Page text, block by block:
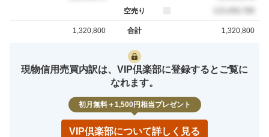
空売り
合計
1,320,800 1,320,800
現物信用売買内訳は、VIP倶楽部に登録するとご覧に
なれます。
初月無料＋1,500円相当プレゼント
VIP倶楽部について詳しく見る